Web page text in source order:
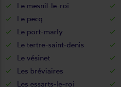
Le mesnil-le-roi
Le pecq
Le port-marly
Le tertre-saint-denis
Le vésinet
Les bréviaires
Les essarts-le-roi